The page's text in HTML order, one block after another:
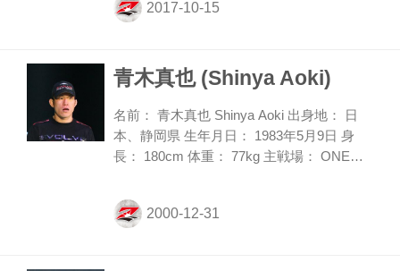
レイナだが、ストークスは立ち上がりスタ
くが、ストークスは体勢を入れ替えてここ
右ローがヒット、そして払い腰でテイクダ
ウン。サイドポジションからストークスの
顔面にヒザ蹴り、パウンドを落とし、腕十
2R、ロ...
青木真也 (Shinya Aoki)
名前： 青木真也 Shinya Aoki 出身地： 日
本、静岡県 生年月日： 1983年5月9日 身
長： 180cm 体重： 77kg 主戦場： ONE
締め技による勝利と、驚異的な極めの強さ
を持つ、日本最高の寝技師だ。修斗、